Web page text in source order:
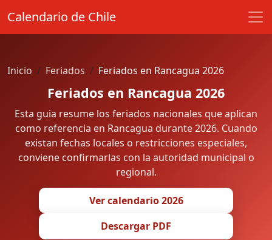
Calendario de Chile
Inicio Feriados Feriados en Rancagua 2026
Feriados en Rancagua 2026
Esta guia resume los feriados nacionales que aplican
como referencia en Rancagua durante 2026. Cuando
existan fechas locales o restricciones especiales,
conviene confirmarlas con la autoridad municipal o
regional.
Ver calendario 2026
Descargar PDF